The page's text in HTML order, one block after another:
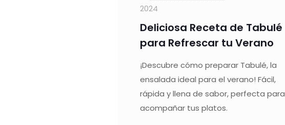
2024
Deliciosa Receta de Tabulé
para Refrescar tu Verano
¡Descubre cómo preparar Tabulé, la
ensalada ideal para el verano! Fácil,
rápida y llena de sabor, perfecta para
acompañar tus platos.